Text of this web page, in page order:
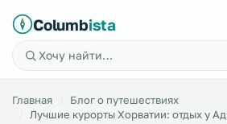
Columbista
Главная
Блог о путешествиях
Лучшие курорты Хорватии: отдых у